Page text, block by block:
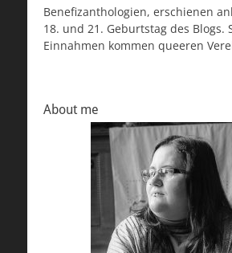
Benefizanthologien, erschienen
18. und 21. Geburtstag des Blogs.
Einnahmen kommen queeren
About me